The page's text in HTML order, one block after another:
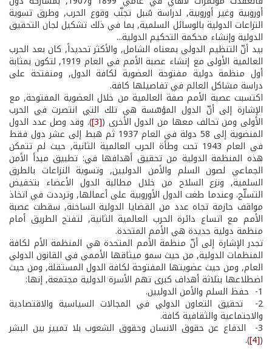
أوروبية وغير أوروبية, لدراسة سُبل تجنّب وقوع الحرب, وطرق تسوية
النزاعات الدولية بالوسائل السلمية, بما في ذلك تشكيل لجان التحقيق
الدولية وإنشاء محكمة التحكيم الدولية...
بيد أنّ التنظيم الدولي بمعناه الشامل, والأكثر تحديداً, كان بعد الحرب
العالمية الأولى مع إنشاء عصبة الأمم في العام 1919, لتكون بمثابة
أول منظمة دولية مفتوحة العضوية لكافة الدول, ومنفتحة على
دراسة مشاكل العالم في تفاصيلها كافة.
اكتسبت عصبة الأمم صفة العالمية من خلال العضوية المفتوحة, مع
الإشارة إلى أنّ الدول المؤسّسة هي تلك التي انتصرت في الحرب
الأولى ومن تحالف معها من الدول الأخرى ([3] ). وقد وصل عدد الدول
المنضوية إلى 58 دولة في العام 1937 ثم هبط إلى عشر دول فقط
في العام 1943 تحت وطأة الحرب العالمية الثانية, حيث لم تتمكن
هذه المنظمة الدولية من تحقيق أهدافها في: تطبيق مبدأ الأمن
الجماعي لصون السلم والأمن الدوليين, وتسوية النزاعات بالطرق
السلمية, ونزع السلاح من خلال مطالبة الدول الأعضاء بتخفيض
التسلّح. وعندما طغت الدول الأوروبية على أعمالها, وترددت في اتخاذ
مواقف حازمة تجاه عدد من القضايا الدولية الساخنة, سقطت عصبة
الأمم مع اتساع دائرة الحرب العالمية الثانية, لتفتح الطريق أمام
منظمة دولية جديدة هي الأمم المتحدة.
تجدر الإشارة إلى أنّ منظمة الأمم المتحدة هي المنظمة الأم لكافة
المنظمات الدولية, من حيث سمو ميثاقها الأممي في القانون الدولي
العام, ومن حيث عضويتها المفتوحة لكافة الدول المستقلة, ومن حيث
اضطلاعها بثلاثة أهداف كبرى تهم الأسرة الدولية مجتمعة, إنها:
1- ­ حفظ السلم والأمن الدوليين.
2- ­ تحقيق التعاون الدولي في المجالات السياسية والاقتصادية
والاجتماعية والثقافية كافة.
3- ­ الدفاع عن حقوق الانسان وحقوق الشعوب بلا تمييز بين البشر
(
[4]
).